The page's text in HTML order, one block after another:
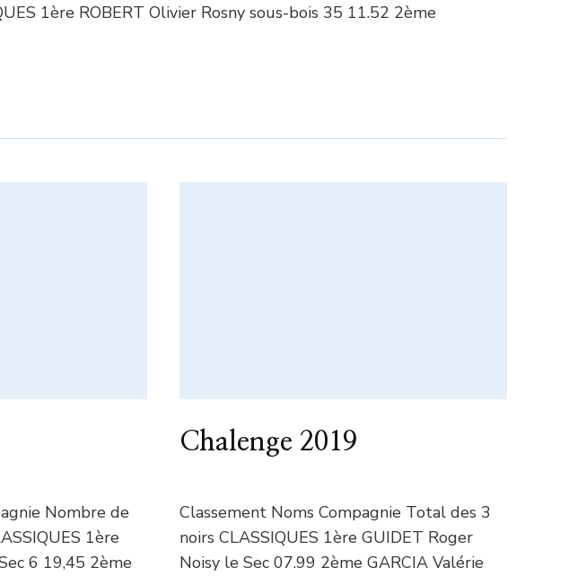
1ère ROBERT Olivier Rosny sous-bois 35 11.52 2ème
Nombre de
1ère
6 19,45 2ème
Chalenge 2019
Classement Noms Compagnie Total des 3
noirs CLASSIQUES 1ère GUIDET Roger
Noisy le Sec 07.99 2ème GARCIA Valérie